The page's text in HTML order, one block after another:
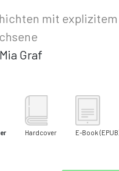
mit
Mia Graf
Hardcover E-Book